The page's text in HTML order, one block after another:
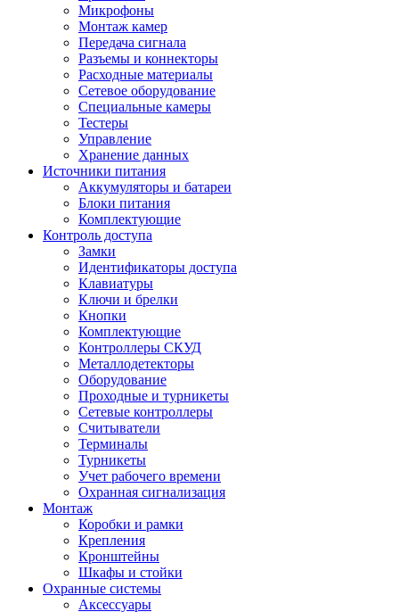
Микрофоны
Монтаж камер
Передача сигнала
Разъемы и коннекторы
Расходные материалы
Сетевое оборудование
Специальные камеры
Тестеры
Управление
Хранение данных
Источники питания
Аккумуляторы и батареи
Блоки питания
Комплектующие
Контроль доступа
Замки
Идентификаторы доступа
Клавиатуры
Ключи и брелки
Кнопки
Комплектующие
Контроллеры СКУД
Металлодетекторы
Оборудование
Проходные и турникеты
Сетевые контроллеры
Считыватели
Терминалы
Турникеты
Учет рабочего времени
Охранная сигнализация
Монтаж
Коробки и рамки
Крепления
Кронштейны
Шкафы и стойки
Охранные системы
Аксессуары